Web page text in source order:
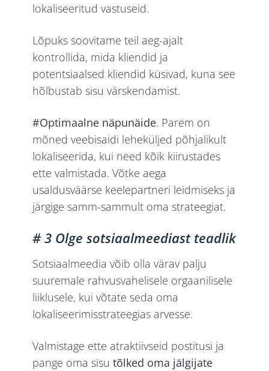
lokaliseeritud vastuseid.
Lõpuks soovitame teil aeg-ajalt
kontrollida, mida kliendid ja
potentsiaalsed kliendid küsivad, kuna see
hõlbustab sisu värskendamist.
#Optimaalne näpunäide. Parem on
mõned veebisaidi leheküljed põhjalikult
lokaliseerida, kui need kõik kiirustades
ette valmistada. Võtke aega
usaldusväärse keelepartneri leidmiseks ja
järgige samm-sammult oma strateegiat.
# 3 Olge sotsiaalmeediast teadlik
Sotsiaalmeedia võib olla värav palju
suuremale rahvusvahelisele orgaanilisele
liiklusele, kui võtate seda oma
lokaliseerimisstrateegias arvesse.
Valmistage ette atraktiivseid postitusi ja
pange oma sisu tõlked oma jälgijate